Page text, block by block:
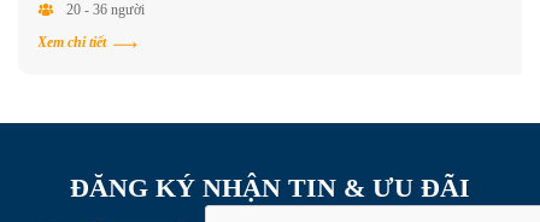
20 - 36 người
Xem chi tiết
ĐĂNG KÝ NHẬN TIN & ƯU ĐÃI